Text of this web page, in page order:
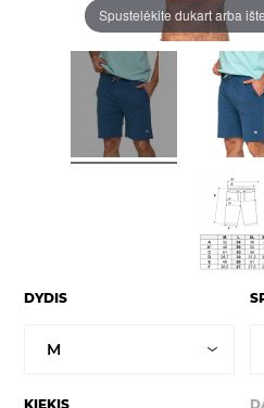
Spustelėkite dukart arba
DYDIS
KIEKIS